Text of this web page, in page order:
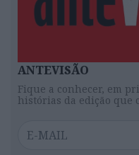
ANTEVISÃO
Fique a conhecer, em
histórias da edição que